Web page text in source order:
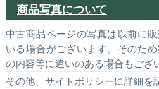
商品写真について
中古商品ページの写真は以前に
いる場合がございます。そのた
の内容等に違いのある場合もござ
その他、サイトポリシーに詳細を